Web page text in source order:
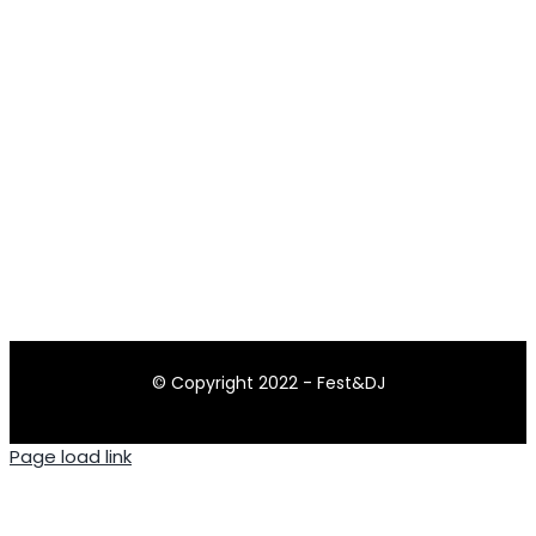
© Copyright 2022 - Fest&DJ
Page load link